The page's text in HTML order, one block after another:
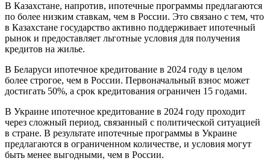
В Казахстане, напротив, ипотечные программы предлагаются
по более низким ставкам, чем в России. Это связано с тем, что
в Казахстане государство активно поддерживает ипотечный
рынок и предоставляет льготные условия для получения
кредитов на жилье.
В Беларуси ипотечное кредитование в 2024 году в целом
более строгое, чем в России. Первоначальный взнос может
достигать 50%, а срок кредитования ограничен 15 годами.
В Украине ипотечное кредитование в 2024 году проходит
через сложный период, связанный с политической ситуацией
в стране. В результате ипотечные программы в Украине
предлагаются в ограниченном количестве, и условия могут
быть менее выгодными, чем в России.